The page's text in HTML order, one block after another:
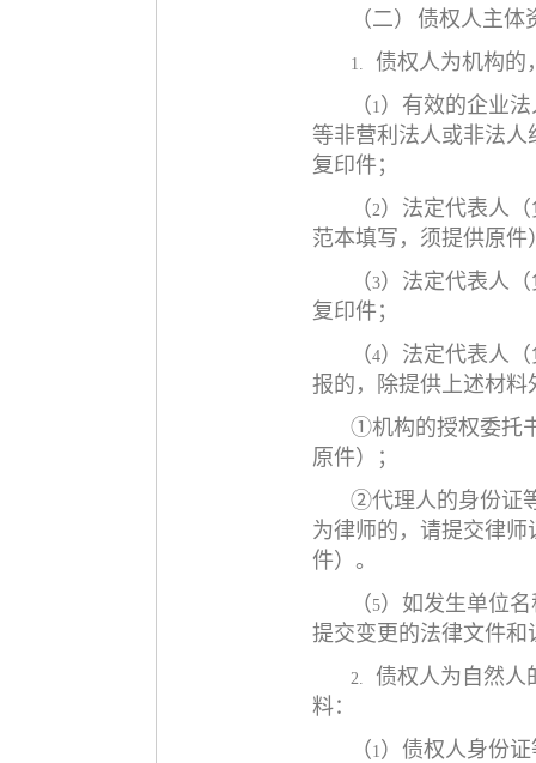
（二） 债权人主体
1.
债权人为机构的
（ 1 ）有效的企业
等非营利法人或非法
复印件；
（2）法定代表人
范本填写，须提供原件
（3）法定代表人
复印件；
（4）法定代表人
报的，除提供上述材料
①机构的授权委托
原件）；
②代理人的身份证
为律师的，请提交律
件）。
（ 5）如发生单位
提交变更的法律文件和
2.
债权人为自然人
料：
（ 1 ）债权人身份